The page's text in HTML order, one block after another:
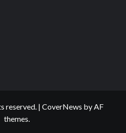
reserved. | CoverNews by AF
themes.